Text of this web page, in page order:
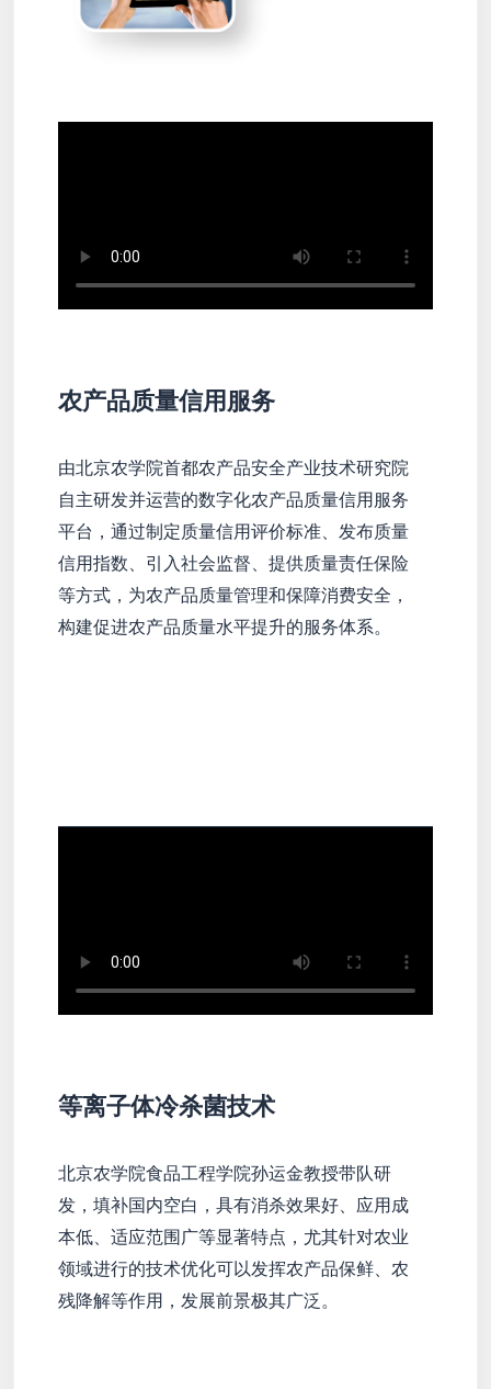
农产品质量信用服务
由北京农学院首都农产品安全产业技术研究院
自主研发并运营的数字化农产品质量信用服务
平台，通过制定质量信用评价标准、发布质量
信用指数、引入社会监督、提供质量责任保险
等方式，为农产品质量管理和保障消费安全，
构建促进农产品质量水平提升的服务体系。
等离子体冷杀菌技术
北京农学院食品工程学院孙运金教授带队研
发，填补国内空白，具有消杀效果好、应用成
本低、适应范围广等显著特点，尤其针对农业
领域进行的技术优化可以发挥农产品保鲜、农
残降解等作用，发展前景极其广泛。